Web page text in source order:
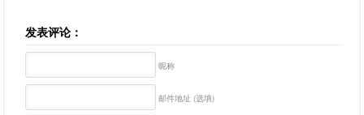
发表评论：
昵称
邮件地址 (选填)